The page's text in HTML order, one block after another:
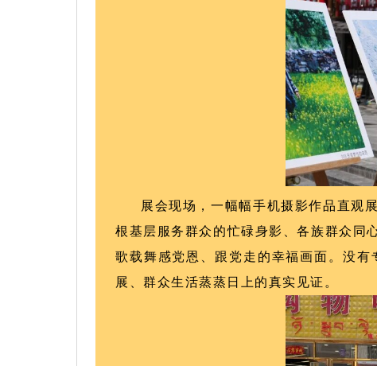
展会现场，一幅幅手机摄影作品直观
根基层服务群众的忙碌身影、各族群众同
歌载舞感党恩、跟党走的幸福画面。没
展、群众生活蒸蒸日上的真实见证。